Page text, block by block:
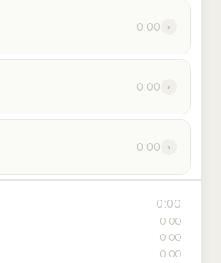
0:00 ›
0:00 ›
0:00 ›
0:00
0:00
0:00
0:00